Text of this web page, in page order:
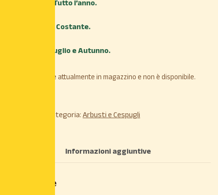
Tutto l’anno.
Costante.
Luglio e Autunno.
Il prodotto non è attualmente in magazzino e non è disponibile.
Categoria:Arbusti e Cespugli
Informazioni aggiuntive
Descrizione